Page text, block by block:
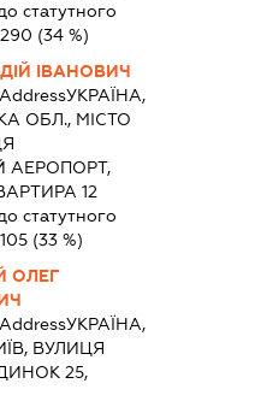
статутного
(34 %)
ІВАНОВИЧ
УКРАЇНА,
ОБЛ., МІСТО
АЕРОПОРТ,
12
статутного
(33 %)
ОЛЕГ
УКРАЇНА,
ВУЛИЦЯ
25,